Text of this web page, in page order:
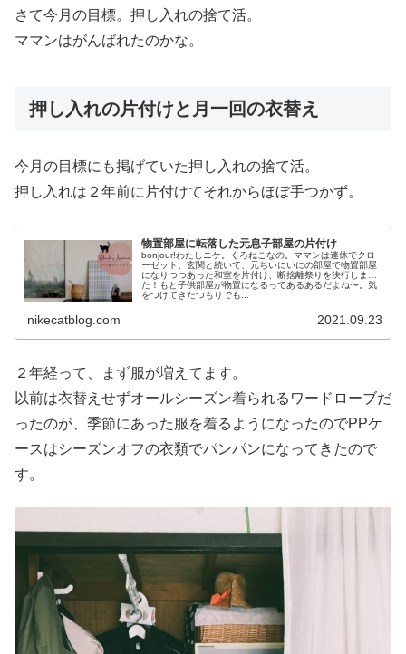
さて今月の目標。押し入れの捨て活。
ママンはがんばれたのかな。
押し入れの片付けと月一回の衣替え
今月の目標にも掲げていた押し入れの捨て活。
押し入れは２年前に片付けてそれからほぼ手つかず。
物置部屋に転落した元息子部屋の片付け
bonjour!わたしニケ。くろねこなの。ママンは連休でクロ
ーゼット、玄関と続いて、元ちいにいにの部屋で物置部屋
になりつつあった和室を片付け、断捨離祭りを決行しまし
た！もと子供部屋が物置になるってあるあるだよね〜。気
をつけてきたつもりでも...
nikecatblog.com 2021.09.23
２年経って、まず服が増えてます。
以前は衣替えせずオールシーズン着られるワードローブだ
ったのが、季節にあった服を着るようになったのでPPケ
ースはシーズンオフの衣類でパンパンになってきたので
す。